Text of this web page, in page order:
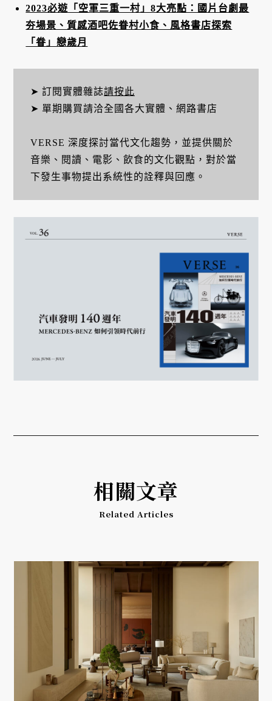
2023必遊「空軍三重一村」8大亮點：國片台劇最
夯場景、質感酒吧佐眷村小食、風格書店探索
「眷」戀歲月
➤ 訂閱實體雜誌請按此
➤ 單期購買請洽全國各大實體、網路書店
VERSE 深度探討當代文化趨勢，並提供關於
音樂、閱讀、電影、飲食的文化觀點，對於當
下發生事物提出系統性的詮釋與回應。
相關文章
Related Articles